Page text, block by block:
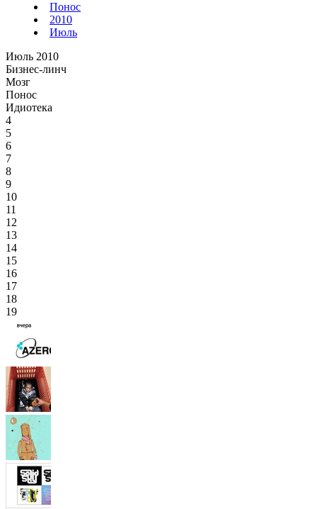
Понос
2010
Июль
Июль 2010
Бизнес-линч
Мозг
Понос
Идиотека
4
5
6
7
8
9
10
11
12
13
14
15
16
17
18
19